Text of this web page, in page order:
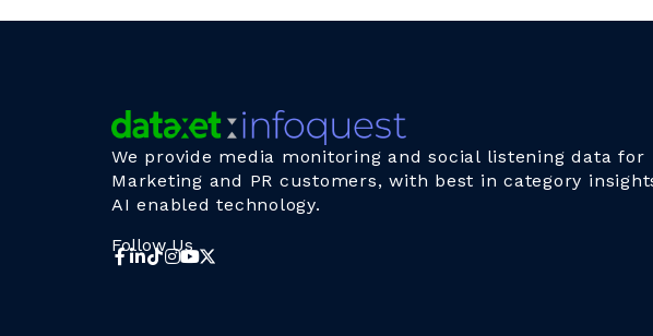
We provide media monitoring and social listening data for
Marketing and PR customers, with best in category
AI enabled technology.
Follow Us